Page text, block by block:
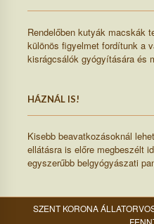
Rendelőben kutyák macskák
különös figyelmet fordítunk a
kisrágcsálók gyógyítására és
HÁZNÁL IS!
Kisebb beavatkozásoknál
ellátásra is előre megbeszélt
egyszerűbb belgyógyászati
SZENT KORONA